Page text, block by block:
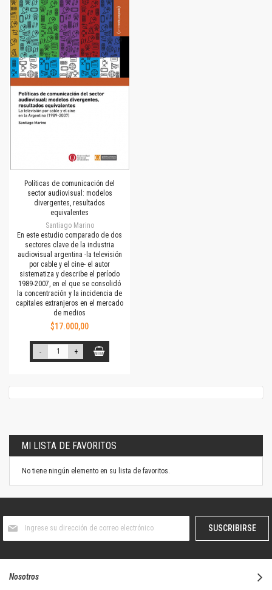
Políticas de comunicación del
sector audiovisual: modelos
divergentes, resultados
equivalentes
Santiago Marino
En este estudio comparado de dos
sectores clave de la industria
audiovisual argentina -la televisión
por cable y el cine- el autor
sistematiza y describe el período
1989-2007, en el que se consolidó
la concentración y la incidencia de
capitales extranjeros en el mercado
de medios
$17.000,00
- +
MI LISTA DE FAVORITOS
No tiene ningún elemento en su lista de favoritos.
boletín
SUSCRIBIRSE
Nosotros